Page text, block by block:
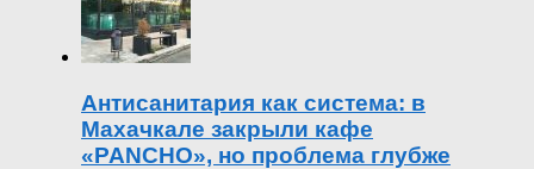
Антисанитария как система: в
Махачкале закрыли кафе
«PANCHO», но проблема глубже